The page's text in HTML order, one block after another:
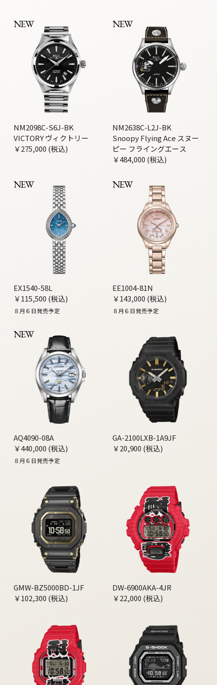
NEW
NM2098C-S6J-BK
VICTORY ヴィクトリー
￥275,000 (税込)
NEW
NM2638C-L2J-BK
Snoopy Flying Ace スヌー
ピー フライングエース
￥484,000 (税込)
NEW
EX1540-58L
￥115,500 (税込)
８月６日発売予定
NEW
EE1004-81N
￥143,000 (税込)
８月６日発売予定
NEW
AQ4090-08A
￥440,000 (税込)
８月６日発売予定
GA-2100LXB-1A9JF
￥20,900 (税込)
GMW-BZ5000BD-1JF
￥102,300 (税込)
DW-6900AKA-4JR
￥22,000 (税込)